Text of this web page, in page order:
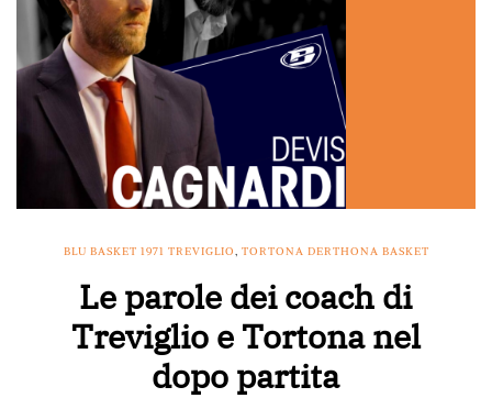
BLU BASKET 1971 TREVIGLIO, TORTONA DERTHONA BASKET
Le parole dei coach di
Treviglio e Tortona nel
dopo partita